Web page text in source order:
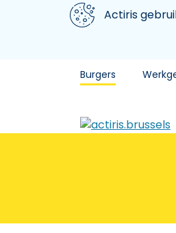
Aller au contenu principal
We gebruiken cookies
Actiris
Burgers